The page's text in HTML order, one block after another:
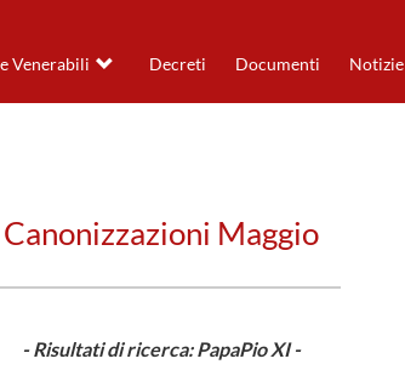
Venerabili Decreti Documenti Notizie
Canonizzazioni Maggio
- Risultati di ricerca: PapaPio XI -